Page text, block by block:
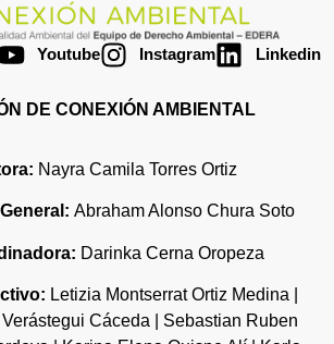
Youtube Instagram Linkedin
DE CONEXIÓN AMBIENTAL
Nayra Camila Torres Ortiz
Abraham Alonso Chura Soto
Darinka Cerna Oropeza
Letizia Montserrat Ortiz Medina |
Cáceda | Sebastian Ruben